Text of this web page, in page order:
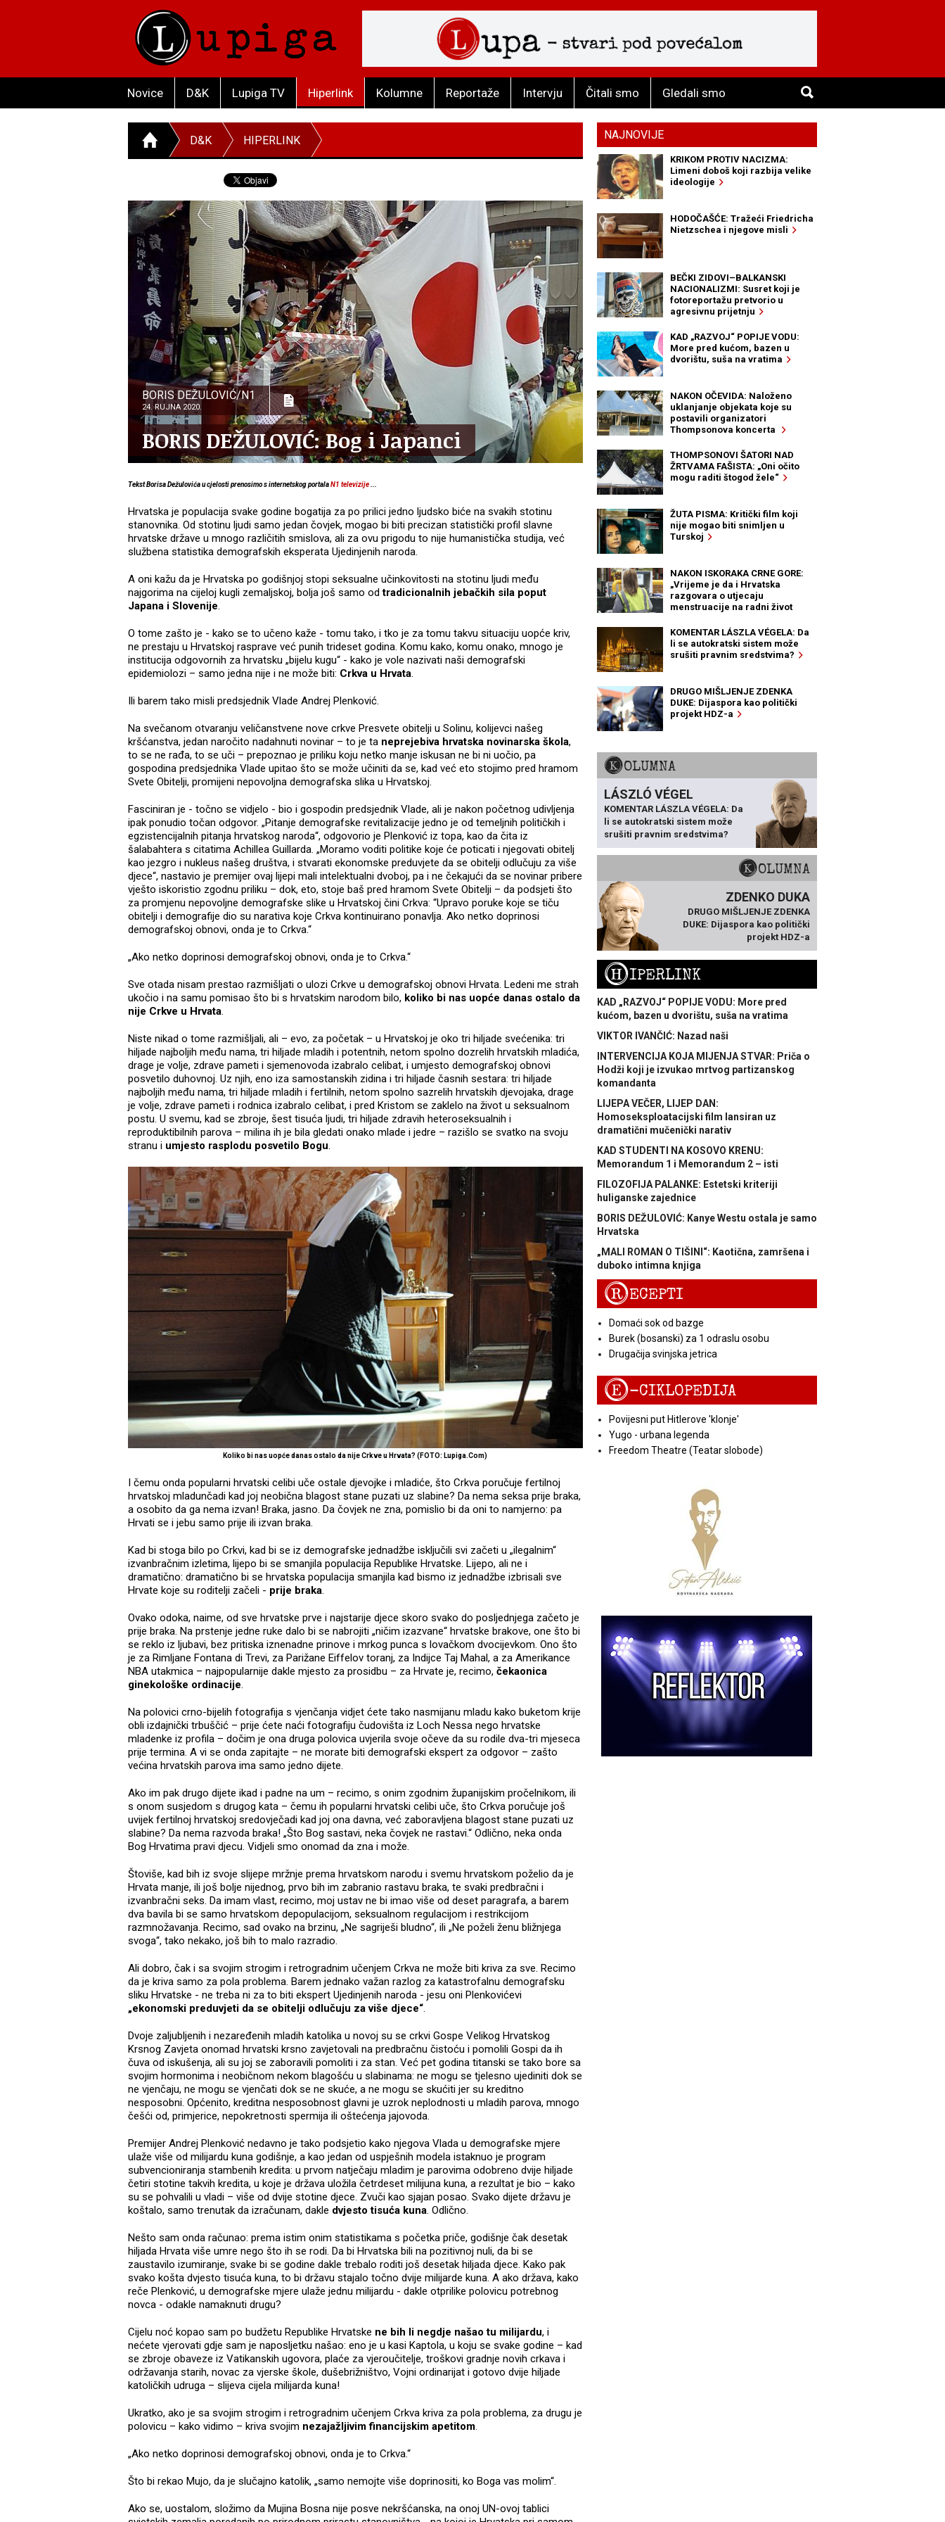
Novice D&K Lupiga TV Hiperlink Kolumne Reportaže Intervju Čitali smo Gledali smo
D&K HIPERLINK
BORIS DEŽULOVIĆ/N1
24. RUJNA 2020.
BORIS DEŽULOVIĆ: Bog i Japanci
Tekst Borisa Dežulovića u cjelosti prenosimo s internetskog portalaN1 televizije...
Hrvatska je populacija svake godine bogatija za po prilici jedno ljudsko biće na svakih stotinu
stanovnika. Od stotinu ljudi samo jedan čovjek, mogao bi biti precizan statistički profil slavne
hrvatske države u mnogo različitih smislova, ali za ovu prigodu to nije humanistička studija, već
službena statistika demografskih eksperata Ujedinjenih naroda.
A oni kažu da je Hrvatska po godišnjoj stopi seksualne učinkovitosti na stotinu ljudi među
najgorima na cijeloj kugli zemaljskoj, bolja još samo od tradicionalnih jebačkih sila poput
Japana i Slovenije.
O tome zašto je - kako se to učeno kaže - tomu tako, i tko je za tomu takvu situaciju uopće kriv,
ne prestaju u Hrvatskoj rasprave već punih trideset godina. Komu kako, komu onako, mnogo je
institucija odgovornih za hrvatsku „bijelu kugu“ - kako je vole nazivati naši demografski
epidemiolozi – samo jedna nije i ne može biti: Crkva u Hrvata.
Ili barem tako misli predsjednik Vlade Andrej Plenković.
Na svečanom otvaranju veličanstvene nove crkve Presvete obitelji u Solinu, kolijevci našeg
kršćanstva, jedan naročito nadahnuti novinar – to je ta neprejebiva hrvatska novinarska škola,
to se ne rađa, to se uči – prepoznao je priliku koju netko manje iskusan ne bi ni uočio, pa
gospodina predsjednika Vlade upitao što se može učiniti da se, kad već eto stojimo pred hramom
Svete Obitelji, promijeni nepovoljna demografska slika u Hrvatskoj.
Fasciniran je - točno se vidjelo - bio i gospodin predsjednik Vlade, ali je nakon početnog udivljenja
ipak ponudio točan odgovor. „Pitanje demografske revitalizacije jedno je od temeljnih političkih i
egzistencijalnih pitanja hrvatskog naroda“, odgovorio je Plenković iz topa, kao da čita iz
šalabahtera s citatima Achillea Guillarda. „Moramo voditi politike koje će poticati i njegovati obitelj
kao jezgro i nukleus našeg društva, i stvarati ekonomske preduvjete da se obitelji odlučuju za više
djece“, nastavio je premijer ovaj lijepi mali intelektualni dvoboj, pa i ne čekajući da se novinar pribere
vješto iskoristio zgodnu priliku – dok, eto, stoje baš pred hramom Svete Obitelji – da podsjeti što
za promjenu nepovoljne demografske slike u Hrvatskoj čini Crkva: “Upravo poruke koje se tiču
obitelji i demografije dio su narativa koje Crkva kontinuirano ponavlja. Ako netko doprinosi
demografskoj obnovi, onda je to Crkva.“
„Ako netko doprinosi demografskoj obnovi, onda je to Crkva.“
Sve otada nisam prestao razmišljati o ulozi Crkve u demografskoj obnovi Hrvata. Ledeni me strah
ukočio i na samu pomisao što bi s hrvatskim narodom bilo, koliko bi nas uopće danas ostalo da
nije Crkve u Hrvata.
Niste nikad o tome razmišljali, ali – evo, za početak – u Hrvatskoj je oko tri hiljade svećenika: tri
hiljade najboljih među nama, tri hiljade mladih i potentnih, netom spolno dozrelih hrvatskih mladića,
drage je volje, zdrave pameti i sjemenovoda izabralo celibat, i umjesto demografskoj obnovi
posvetilo duhovnoj. Uz njih, eno iza samostanskih zidina i tri hiljade časnih sestara: tri hiljade
najboljih među nama, tri hiljade mladih i fertilnih, netom spolno sazrelih hrvatskih djevojaka, drage
je volje, zdrave pameti i rodnica izabralo celibat, i pred Kristom se zaklelo na život u seksualnom
postu. U svemu, kad se zbroje, šest tisuća ljudi, tri hiljade zdravih heteroseksualnih i
reproduktibilnih parova – milina ih je bila gledati onako mlade i jedre – razišlo se svatko na svoju
stranu i umjesto rasplodu posvetilo Bogu.
Koliko bi nas uopće danas ostalo da nije Crkve u Hrvata? (FOTO: Lupiga.Com)
I čemu onda popularni hrvatski celibi uče ostale djevojke i mladiće, što Crkva poručuje fertilnoj
hrvatskoj mladunčadi kad joj neobična blagost stane puzati uz slabine? Da nema seksa prije braka,
a osobito da ga nema izvan! Braka, jasno. Da čovjek ne zna, pomislio bi da oni to namjerno: pa
Hrvati se i jebu samo prije ili izvan braka.
Kad bi stoga bilo po Crkvi, kad bi se iz demografske jednadžbe isključili svi začeti u „ilegalnim“
izvanbračnim izletima, lijepo bi se smanjila populacija Republike Hrvatske. Lijepo, ali ne i
dramatično: dramatično bi se hrvatska populacija smanjila kad bismo iz jednadžbe izbrisali sve
Hrvate koje su roditelji začeli - prije braka.
Ovako odoka, naime, od sve hrvatske prve i najstarije djece skoro svako do posljednjega začeto je
prije braka. Na prstenje jedne ruke dalo bi se nabrojiti „ničim izazvane“ hrvatske brakove, one što bi
se reklo iz ljubavi, bez pritiska iznenadne prinove i mrkog punca s lovačkom dvocijevkom. Ono što
je za Rimljane Fontana di Trevi, za Parižane Eiffelov toranj, za Indijce Taj Mahal, a za Amerikance
NBA utakmica – najpopularnije dakle mjesto za prosidbu – za Hrvate je, recimo, čekaonica
ginekološke ordinacije.
Na polovici crno-bijelih fotografija s vjenčanja vidjet ćete tako nasmijanu mladu kako buketom krije
obli izdajnički trbuščić – prije ćete naći fotografiju čudovišta iz Loch Nessa nego hrvatske
mladenke iz profila – dočim je ona druga polovica uvjerila svoje očeve da su rodile dva-tri mjeseca
prije termina. A vi se onda zapitajte – ne morate biti demografski ekspert za odgovor – zašto
većina hrvatskih parova ima samo jedno dijete.
Ako im pak drugo dijete ikad i padne na um – recimo, s onim zgodnim županijskim pročelnikom, ili
s onom susjedom s drugog kata – čemu ih popularni hrvatski celibi uče, što Crkva poručuje još
uvijek fertilnoj hrvatskoj sredovječadi kad joj ona davna, već zaboravljena blagost stane puzati uz
slabine? Da nema razvoda braka! „Što Bog sastavi, neka čovjek ne rastavi.“ Odlično, neka onda
Bog Hrvatima pravi djecu. Vidjeli smo onomad da zna i može.
Štoviše, kad bih iz svoje slijepe mržnje prema hrvatskom narodu i svemu hrvatskom poželio da je
Hrvata manje, ili još bolje nijednog, prvo bih im zabranio rastavu braka, te svaki predbračni i
izvanbračni seks. Da imam vlast, recimo, moj ustav ne bi imao više od deset paragrafa, a barem
dva bavila bi se samo hrvatskom depopulacijom, seksualnom regulacijom i restrikcijom
razmnožavanja. Recimo, sad ovako na brzinu, „Ne sagriješi bludno“, ili „Ne poželi ženu bližnjega
svoga“, tako nekako, još bih to malo razradio.
Ali dobro, čak i sa svojim strogim i retrogradnim učenjem Crkva ne može biti kriva za sve. Recimo
da je kriva samo za pola problema. Barem jednako važan razlog za katastrofalnu demografsku
sliku Hrvatske - ne treba ni za to biti ekspert Ujedinjenih naroda - jesu oni Plenkovićevi
„ekonomski preduvjeti da se obitelji odlučuju za više djece“.
Dvoje zaljubljenih i nezaređenih mladih katolika u novoj su se crkvi Gospe Velikog Hrvatskog
Krsnog Zavjeta onomad hrvatski krsno zavjetovali na predbračnu čistoću i pomolili Gospi da ih
čuva od iskušenja, ali su joj se zaboravili pomoliti i za stan. Već pet godina titanski se tako bore sa
svojim hormonima i neobičnom nekom blagošću u slabinama: ne mogu se tjelesno ujediniti dok se
ne vjenčaju, ne mogu se vjenčati dok se ne skuće, a ne mogu se skućiti jer su kreditno
nesposobni. Općenito, kreditna nesposobnost glavni je uzrok neplodnosti u mladih parova, mnogo
češći od, primjerice, nepokretnosti spermija ili oštećenja jajovoda.
Premijer Andrej Plenković nedavno je tako podsjetio kako njegova Vlada u demografske mjere
ulaže više od milijardu kuna godišnje, a kao jedan od uspješnih modela istaknuo je program
subvencioniranja stambenih kredita: u prvom natječaju mladim je parovima odobreno dvije hiljade
četiri stotine takvih kredita, u koje je država uložila četrdeset milijuna kuna, a rezultat je bio – kako
su se pohvalili u vladi – više od dvije stotine djece. Zvuči kao sjajan posao. Svako dijete državu je
koštalo, samo trenutak da izračunam, dakle dvjesto tisuća kuna. Odlično.
Nešto sam onda računao: prema istim onim statistikama s početka priče, godišnje čak desetak
hiljada Hrvata više umre nego što ih se rodi. Da bi Hrvatska bili na pozitivnoj nuli, da bi se
zaustavilo izumiranje, svake bi se godine dakle trebalo roditi još desetak hiljada djece. Kako pak
svako košta dvjesto tisuća kuna, to bi državu stajalo točno dvije milijarde kuna. A ako država, kako
reče Plenković, u demografske mjere ulaže jednu milijardu - dakle otprilike polovicu potrebnog
novca - odakle namaknuti drugu?
Cijelu noć kopao sam po budžetu Republike Hrvatske ne bih li negdje našao tu milijardu, i
nećete vjerovati gdje sam je naposljetku našao: eno je u kasi Kaptola, u koju se svake godine – kad
se zbroje obaveze iz Vatikanskih ugovora, plaće za vjeroučitelje, troškovi gradnje novih crkava i
održavanja starih, novac za vjerske škole, dušebrižništvo, Vojni ordinarijat i gotovo dvije hiljade
katoličkih udruga – slijeva cijela milijarda kuna!
Ukratko, ako je sa svojim strogim i retrogradnim učenjem Crkva kriva za pola problema, za drugu je
polovicu – kako vidimo – kriva svojim nezajažljivim financijskim apetitom.
„Ako netko doprinosi demografskoj obnovi, onda je to Crkva.“
Što bi rekao Mujo, da je slučajno katolik, „samo nemojte više doprinositi, ko Boga vas molim“.
Ako se, uostalom, složimo da Mujina Bosna nije posve nekršćanska, na onoj UN-ovoj tablici
NAJNOVIJE
KRIKOM PROTIV NACIZMA:
Limeni doboš koji razbija velike
ideologije
HODOČAŠĆE: Tražeći Friedricha
Nietzschea i njegove misli
BEČKI ZIDOVI–BALKANSKI
NACIONALIZMI: Susret koji je
fotoreportažu pretvorio u
agresivnu prijetnju
KAD „RAZVOJ“ POPIJE VODU:
More pred kućom, bazen u
dvorištu, suša na vratima
NAKON OČEVIDA: Naloženo
uklanjanje objekata koje su
postavili organizatori
Thompsonova koncerta
THOMPSONOVI ŠATORI NAD
ŽRTVAMA FAŠISTA: „Oni očito
mogu raditi štogod žele“
ŽUTA PISMA: Kritički film koji
nije mogao biti snimljen u
Turskoj
NAKON ISKORAKA CRNE GORE:
„Vrijeme je da i Hrvatska
razgovara o utjecaju
menstruacije na radni život
KOMENTAR LÁSZLA VÉGELA: Da
li se autokratski sistem može
srušiti pravnim sredstvima?
DRUGO MIŠLJENJE ZDENKA
DUKE: Dijaspora kao politički
projekt HDZ-a
KOLUMNA
LÁSZLÓ VÉGEL
KOMENTAR LÁSZLA VÉGELA: Da
li se autokratski sistem može
srušiti pravnim sredstvima?
KOLUMNA
ZDENKO DUKA
DRUGO MIŠLJENJE ZDENKA
DUKE: Dijaspora kao politički
projekt HDZ-a
HIPERLINK
KAD „RAZVOJ“ POPIJE VODU: More pred
kućom, bazen u dvorištu, suša na vratima
VIKTOR IVANČIĆ: Nazad naši
INTERVENCIJA KOJA MIJENJA STVAR: Priča o
Hodži koji je izvukao mrtvog partizanskog
komandanta
LIJEPA VEČER, LIJEP DAN:
Homoseksploatacijski film lansiran uz
dramatični mučenički narativ
KAD STUDENTI NA KOSOVO KRENU:
Memorandum 1 i Memorandum 2 – isti
FILOZOFIJA PALANKE: Estetski kriteriji
huliganske zajednice
BORIS DEŽULOVIĆ: Kanye Westu ostala je samo
Hrvatska
„MALI ROMAN O TIŠINI“: Kaotična, zamršena i
duboko intimna knjiga
RECEPTI
Domaći sok od bazge
Burek (bosanski) za 1 odraslu osobu
Drugačija svinjska jetrica
E-CIKLOPEDIJA
Povijesni put Hitlerove 'klonje'
Yugo - urbana legenda
Freedom Theatre (Teatar slobode)